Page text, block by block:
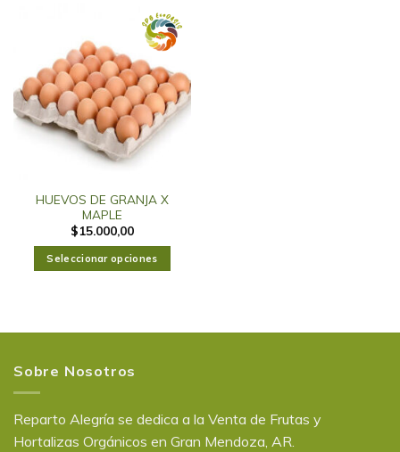
HUEVOS DE GRANJA X
MAPLE
$15.000,00
Seleccionar opciones
Sobre Nosotros
Reparto Alegría se dedica a la Venta de Frutas y
Hortalizas Orgánicos en Gran Mendoza, AR.